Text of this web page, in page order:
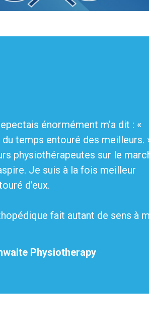
Physiotherapy
énormément m’a dit : «
temps entouré des meilleurs.
physiothérapeutes sur le
Je suis à la fois meilleur
d’eux.
fait autant de sens à